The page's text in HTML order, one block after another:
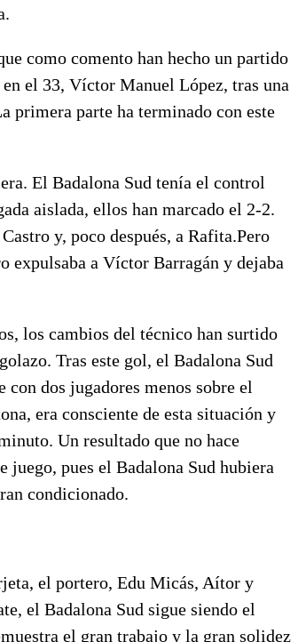
como comento han hecho un partido
el 33, Víctor Manuel López, tras una
primera parte ha terminado con este
El Badalona Sud tenía el control
aislada, ellos han marcado el 2-2.
y, poco después, a Rafita.Pero
expulsaba a Víctor Barragán y dejaba
los cambios del técnico han surtido
Tras este gol, el Badalona Sud
con dos jugadores menos sobre el
era consciente de esta situación y
Un resultado que no hace
juego, pues el Badalona Sud hubiera
condicionado.
el portero, Edu Micás, Aítor y
el Badalona Sud sigue siendo el
el gran trabajo y la gran solidez